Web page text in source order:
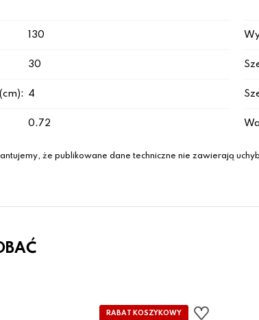
130
30
4
0.72
że publikowane dane techniczne nie zawierają